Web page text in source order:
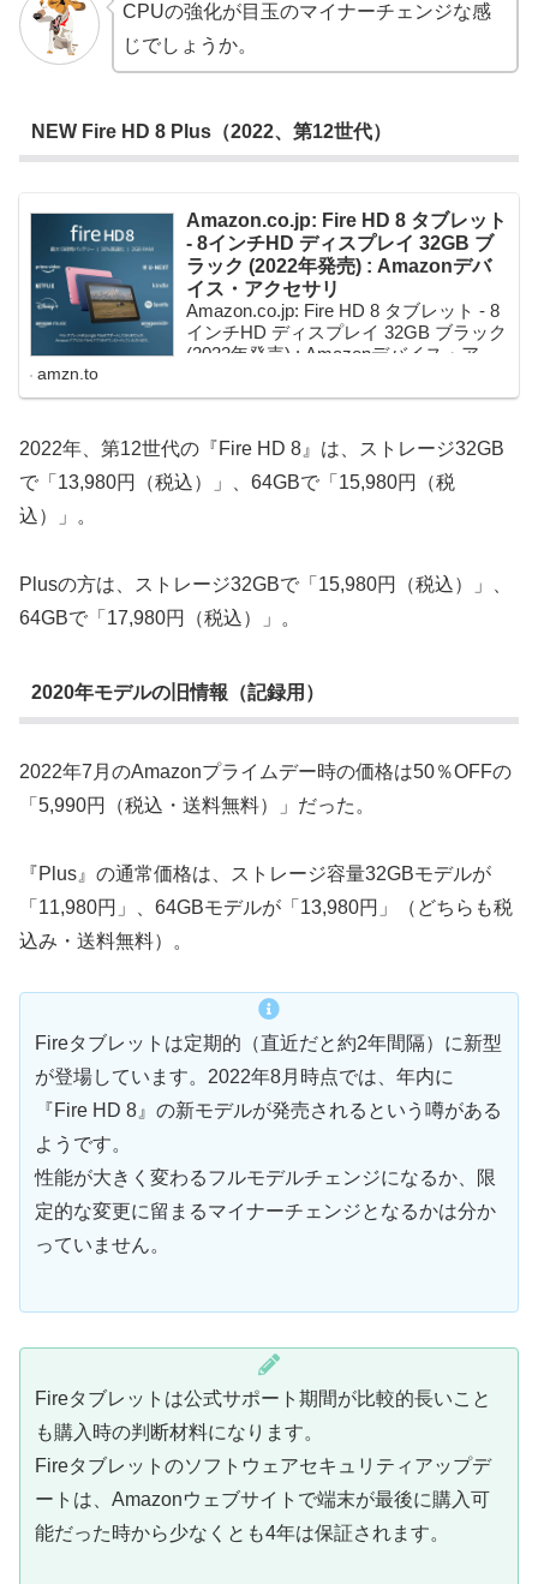
CPUの強化が目玉のマイナーチェンジな感
じでしょうか。
NEW Fire HD 8 Plus（2022、第12世代）
Amazon.co.jp: Fire HD 8 タブレット
- 8インチHD ディスプレイ 32GB ブ
ラック (2022年発売) : Amazonデバ
イス・アクセサリ
Amazon.co.jp: Fire HD 8 タブレット - 8
インチHD ディスプレイ 32GB ブラック
(2022年発売) : Amazonデバイス・アク
amzn.to
2022年、第12世代の『Fire HD 8』は、ストレージ32GB
で「13,980円（税込）」、64GBで「15,980円（税
込）」。
Plusの方は、ストレージ32GBで「15,980円（税込）」、
64GBで「17,980円（税込）」。
2020年モデルの旧情報（記録用）
2022年7月のAmazonプライムデー時の価格は50％OFFの
「5,990円（税込・送料無料）」だった。
『Plus』の通常価格は、ストレージ容量32GBモデルが
「11,980円」、64GBモデルが「13,980円」（どちらも税
込み・送料無料）。
Fireタブレットは定期的（直近だと約2年間隔）に新型
が登場しています。2022年8月時点では、年内に
『Fire HD 8』の新モデルが発売されるという噂がある
ようです。
性能が大きく変わるフルモデルチェンジになるか、限
定的な変更に留まるマイナーチェンジとなるかは分か
っていません。
Fireタブレットは公式サポート期間が比較的長いこと
も購入時の判断材料になります。
Fireタブレットのソフトウェアセキュリティアップデ
ートは、Amazonウェブサイトで端末が最後に購入可
能だった時から少なくとも4年は保証されます。